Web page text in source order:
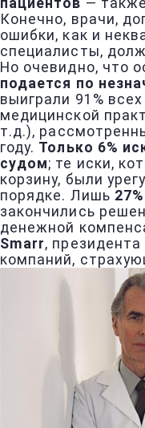
пациентов —
Конечно, врачи,
ошибки, как и
специалисты,
Но очевидно, что
подается по
выиграли 91%
медицинской
т.д.),
году. Только 6%
судом; те иски,
корзину, были
порядке. Лишь
закончились
денежной
Smarr,
компаний,